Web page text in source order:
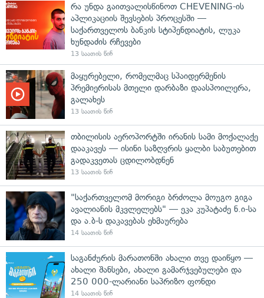
რა უნდა გაითვალისწინოთ CHEVENING-ის
აპლიკაციის შევსების პროცესში —
საქართველოს ბანკის სტიპენდიატის, ლუკა
ხუნდაძის რჩევები
13 საათის წინ
მაყურებელი, რომელმაც სპაიდერმენის
პრემიერისას მთელი დარბაზი დაასპოილერა,
გალახეს
13 საათის წინ
თბილისის აეროპორტში ირანის სამი მოქალაქე
დააკავეს — ისინი საზღვრის ყალბი საბუთებით
გადაკვეთას ცდილობდნენ
13 საათის წინ
"საქართველომ მორიგი ბრძოლა მოუგო გიგა
ავალიანის მკვლელებს" — ეკა კუპატაძე ნ.ი-სა
და ა.ბ-ს დაკავებას ეხმაურება
14 საათის წინ
საგანძურის მარათონში ახალი თვე დაიწყო —
ახალი შანსები, ახალი გამარჯვებულები და
250 000-ლარიანი საპრიზო ფონდი
14 საათის წინ